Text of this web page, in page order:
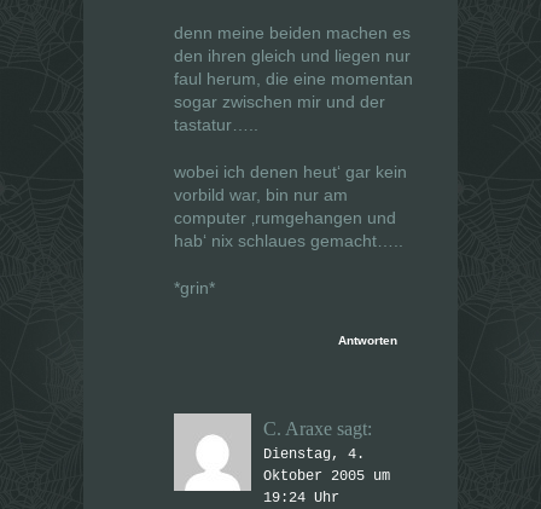
denn meine beiden machen es
den ihren gleich und liegen nur
faul herum, die eine momentan
sogar zwischen mir und der
tastatur…..
wobei ich denen heut‘ gar kein
vorbild war, bin nur am
computer ‚rumgehangen und
hab‘ nix schlaues gemacht…..
*grin*
Antworten
C. Araxe sagt:
Dienstag, 4.
Oktober 2005 um
19:24 Uhr